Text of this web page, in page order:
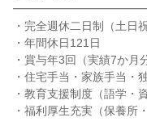
・完全週休二日制（土日祝
・年間休日121日
・賞与年3回（実績7か月
・住宅手当・家族手当・
・教育支援制度（語学・資
・福利厚生充実（保養所